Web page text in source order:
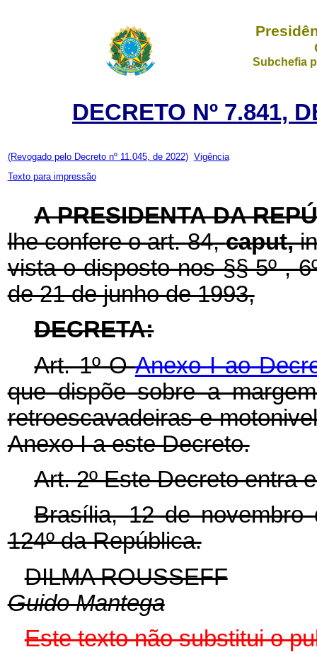
Subchefia
DECRETO Nº 7.841,
(Revogado pelo Decreto nº 11.045, de 2022) Vigência
Texto para impressão
A PRESIDENTA DA
lhe confere o art. 84,caput,
vista o disposto nos §§ 5º ,
de 21 de junho de 1993,
DECRETA:
Art. 1º OAnexo I ao
que dispõe sobre a
retroescavadeiras e
Anexo I a este Decreto.
Art. 2º Este Decreto entra
Brasília, 12 de novembro
124º da República.
DILMA ROUSSEFF
Guido Mantega
Este texto não substitui o